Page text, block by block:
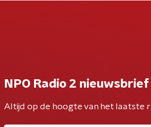
NPO Radio 2 nieuwsbrief
Altijd op de hoogte van het laatste